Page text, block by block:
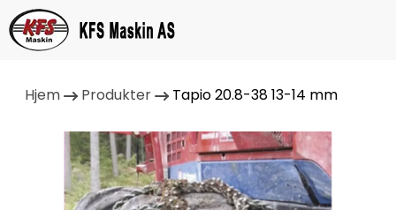
Hjem Produkter Tapio 20.8-38 13-14 mm